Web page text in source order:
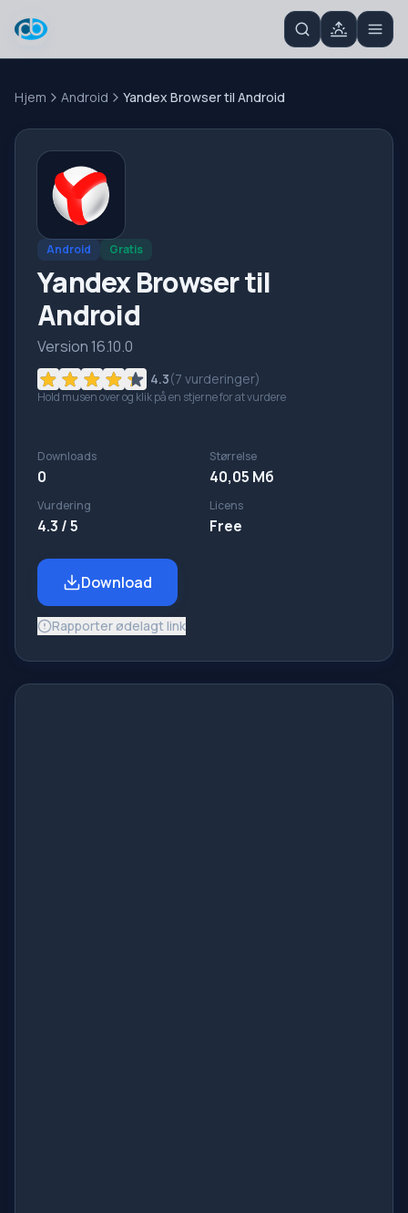
Hjem Android Yandex Browser til Android
Android Gratis
Yandex Browser til
Android
Version 16.10.0
4.3(7 vurderinger)
Hold musen over og klik på en stjerne for at vurdere
Downloads
0
Størrelse
40,05 Мб
Vurdering
4.3 / 5
Licens
Free
Download
Rapporter ødelagt link